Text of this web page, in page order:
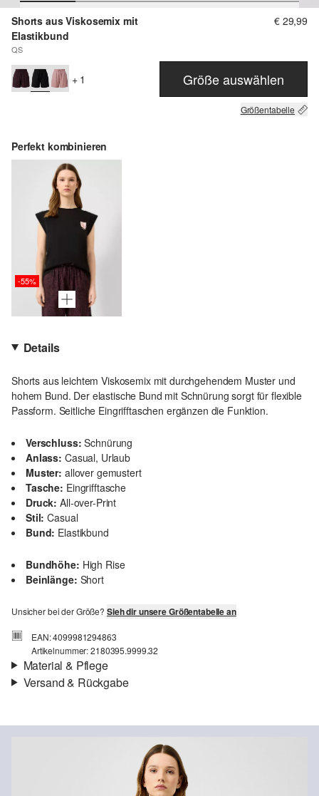
Shorts aus Viskosemix mit
Elastikbund
QS
€ 29,99
+ 1 Größe auswählen
Größentabelle
Perfekt kombinieren
-55%
Details
Shorts aus leichtem Viskosemix mit durchgehendem Muster und
hohem Bund. Der elastische Bund mit Schnürung sorgt für flexible
Passform. Seitliche Eingrifftaschen ergänzen die Funktion.
Verschluss: Schnürung
Anlass: Casual, Urlaub
Muster: allover gemustert
Tasche: Eingrifftasche
Druck: All-over-Print
Stil: Casual
Bund: Elastikbund
Bundhöhe: High Rise
Beinlänge: Short
Unsicher bei der Größe? Sieh dir unsere Größentabelle an
EAN: 4099981294863
Artikelnummer: 2180395.9999.32
Material & Pflege
Material: Viskosemix
Versand & Rückgabe
versendet. Für eine Standardlieferung betragen die Versandkosten